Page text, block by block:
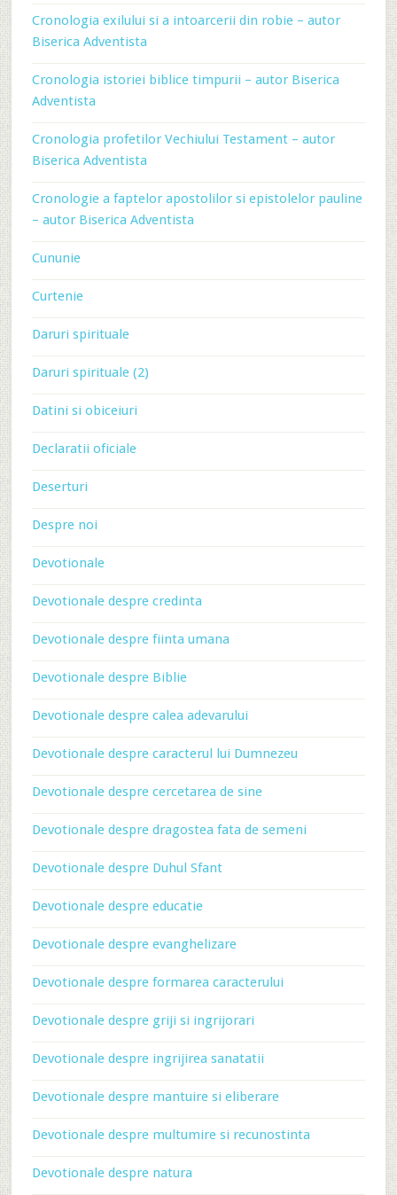
Cronologia exilului si a intoarcerii din robie – autor
Biserica Adventista
Cronologia istoriei biblice timpurii – autor Biserica
Adventista
Cronologia profetilor Vechiului Testament – autor
Biserica Adventista
Cronologie a faptelor apostolilor si epistolelor pauline
– autor Biserica Adventista
Cununie
Curtenie
Daruri spirituale
Daruri spirituale (2)
Datini si obiceiuri
Declaratii oficiale
Deserturi
Despre noi
Devotionale
Devotionale despre credinta
Devotionale despre fiinta umana
Devotionale despre Biblie
Devotionale despre calea adevarului
Devotionale despre caracterul lui Dumnezeu
Devotionale despre cercetarea de sine
Devotionale despre dragostea fata de semeni
Devotionale despre Duhul Sfant
Devotionale despre educatie
Devotionale despre evanghelizare
Devotionale despre formarea caracterului
Devotionale despre griji si ingrijorari
Devotionale despre ingrijirea sanatatii
Devotionale despre mantuire si eliberare
Devotionale despre multumire si recunostinta
Devotionale despre natura